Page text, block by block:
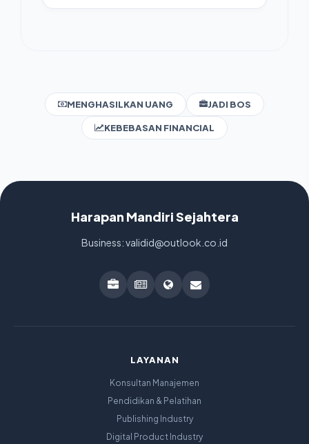
MENGHASILKAN UANG JADI BOS
KEBEBASAN FINANCIAL
Harapan Mandiri Sejahtera
Business: validid@outlook.co.id
LAYANAN
Konsultan Manajemen
Pendidikan & Pelatihan
Publishing Industry
Digital Product Industry